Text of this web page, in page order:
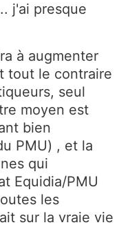
j'ai presque
à augmenter
tout le contraire
seul
moyen est
bien
PMU) , et la
qui
Equidia/PMU
les
sur la vraie vie